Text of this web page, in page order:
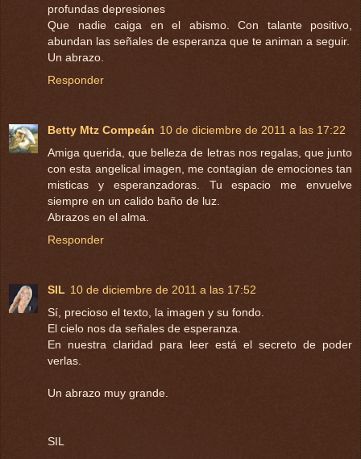
profundas depresiones
Que nadie caiga en el abismo. Con talante positivo,
abundan las señales de esperanza que te animan a seguir.
Un abrazo.
Responder
Betty Mtz Compeán 10 de diciembre de 2011 a las 17:22
Amiga querida, que belleza de letras nos regalas, que junto
con esta angelical imagen, me contagian de emociones tan
misticas y esperanzadoras. Tu espacio me envuelve
siempre en un calido baño de luz.
Abrazos en el alma.
Responder
SIL 10 de diciembre de 2011 a las 17:52
Sí, precioso el texto, la imagen y su fondo.
El cielo nos da señales de esperanza.
En nuestra claridad para leer está el secreto de poder
verlas.
Un abrazo muy grande.
SIL